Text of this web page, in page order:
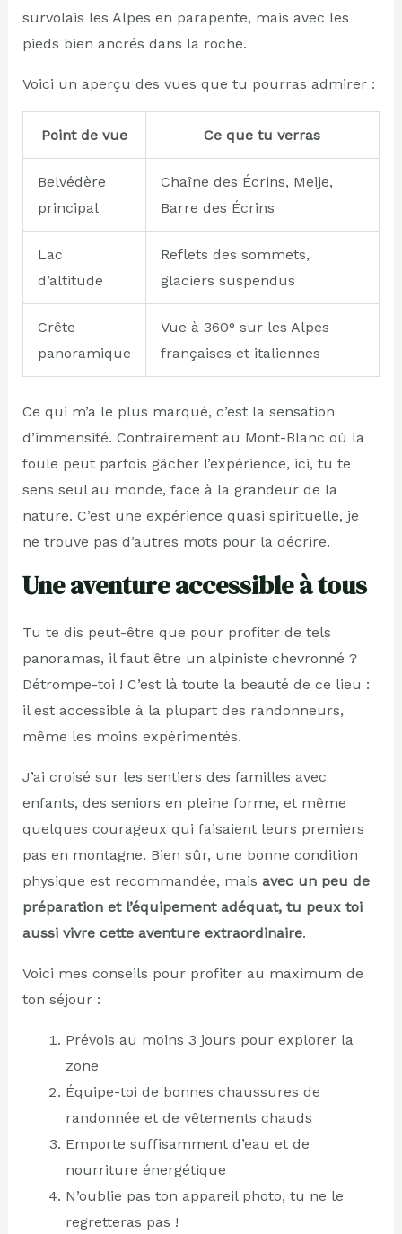
survolais les Alpes en parapente, mais avec les
pieds bien ancrés dans la roche.
Voici un aperçu des vues que tu pourras admirer :
Point de vue Ce que tu verras
Belvédère
principal
Chaîne des Écrins, Meije,
Barre des Écrins
Lac
d’altitude
Reflets des sommets,
glaciers suspendus
Crête
panoramique
Vue à 360° sur les Alpes
françaises et italiennes
Ce qui m’a le plus marqué, c’est la sensation
d’immensité. Contrairement au Mont-Blanc où la
foule peut parfois gâcher l’expérience, ici, tu te
sens seul au monde, face à la grandeur de la
nature. C’est une expérience quasi spirituelle, je
ne trouve pas d’autres mots pour la décrire.
Une aventure accessible à tous
Tu te dis peut-être que pour profiter de tels
panoramas, il faut être un alpiniste chevronné ?
Détrompe-toi ! C’est là toute la beauté de ce lieu :
il est accessible à la plupart des randonneurs,
même les moins expérimentés.
J’ai croisé sur les sentiers des familles avec
enfants, des seniors en pleine forme, et même
quelques courageux qui faisaient leurs premiers
pas en montagne. Bien sûr, une bonne condition
physique est recommandée, mais avec un peu de
préparation et l’équipement adéquat, tu peux toi
aussi vivre cette aventure extraordinaire.
Voici mes conseils pour profiter au maximum de
ton séjour :
Prévois au moins 3 jours pour explorer la
zone
Équipe-toi de bonnes chaussures de
randonnée et de vêtements chauds
Emporte suffisamment d’eau et de
nourriture énergétique
N’oublie pas ton appareil photo, tu ne le
regretteras pas !